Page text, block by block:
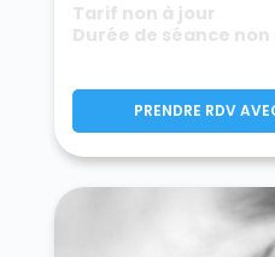
Tarif non à jour
Durée de séance
PRENDRE RDV